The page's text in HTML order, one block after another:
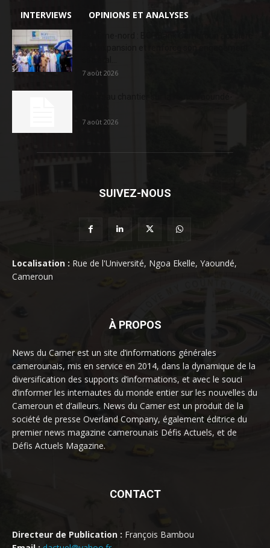
INTERVIEWS OPINIONS ET ANALYSES
7 août 2026
7 août 2026
SUIVEZ-NOUS
Localisation : Rue de l'Université, Ngoa Ekelle, Yaoundé,
Cameroun
À PROPOS
News du Camer est un site d’informations générales
camerounais, mis en service en 2014, dans la dynamique de la
diversification des supports d’informations, et avec le souci
d’informer les internautes du monde entier sur les nouvelles du
Cameroun et d’ailleurs. News du Camer est un produit de la
société de presse Overland Company, également éditrice du
premier news magazine camerounais Défis Actuels, et de
Défis Actuels Magazine.
CONTACT
Directeur de Publication : François Bambou